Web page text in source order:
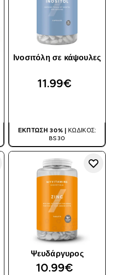
Ινοσιτόλη σε κάψουλες
11.99€‎
ΈΚΠΤΩΣΗ 30% |
ΚΩΔΙΚΌΣ:
BS30
Ψευδάργυρος
10.99€‎